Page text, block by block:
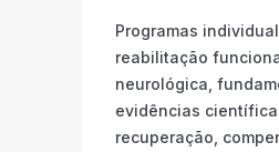
Programas
reabilitação
neurológica,
evidências
recuperação,